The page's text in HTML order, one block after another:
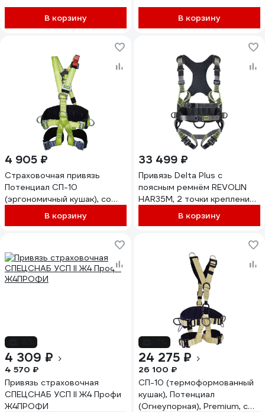
В корзину В корзину
4 905 ₽
Страховочная привязь
Потенциал СП-10
(эргономичный кушак), со
спинным удлинителем,
идентификационной
световозвращающей нитью
ptc9352
В корзину
33 499 ₽
Привязь Delta Plus с
поясным ремнём REVOLIN
HAR35M, 2 точки крепления,
для защиты от падений,
размер S/M/L HAR35MGT
В корзину
4 309 ₽
4 570 ₽
Привязь страховочная
СПЕЦСНАБ УСП II Ж4 Профи
Ж4ПРОФИ
24 275 ₽
26 100 ₽
СП-10 (термоформованный
кушак), Потенциал
(Огнеупорная), Premium, с